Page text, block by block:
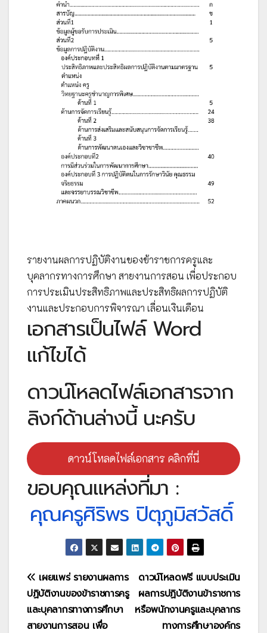
รายงานผลการปฏิบัติงานของข้าราชการครูและ
บุคลากรทางการศึกษา สายงานการสอน เพื่อประกอบ
การประเมินประสิทธิภาพและประสิทธิผลการปฏิบัติ
งานและประกอบการพิจารณา เลื่อนเงินเดือน
เอกสารเป็นไฟล์ Word
แก้ไขได้
ดาวน์โหลดไฟล์เอกสารจาก
ลิงก์ด้านล่างนี้ นะครับ
ดาวน์โหลดไฟล์เอกสาร คลิกที่นี่
ขอบคุณแหล่งที่มา :
คุณครูศิริพร ปิตุภูมิสวัสดิ์
แนะแนว
เรื่อง
ดาวน์โหลดฟรี แบบประเมิน
ผลการปฏิบัติงานข้าราชการ
หรือพนักงานครูและบุคลากร
ทางการศึกษาองค์กร
เผยแพร่ รายงานผลการ
ปฏิบัติงานของข้าราชการครู
และบุคลากรทางการศึกษา
สายงานการสอน เพื่อ